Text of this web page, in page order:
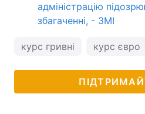
адміністрацію
збагаченні, - ЗМІ
курс гривні курс євро